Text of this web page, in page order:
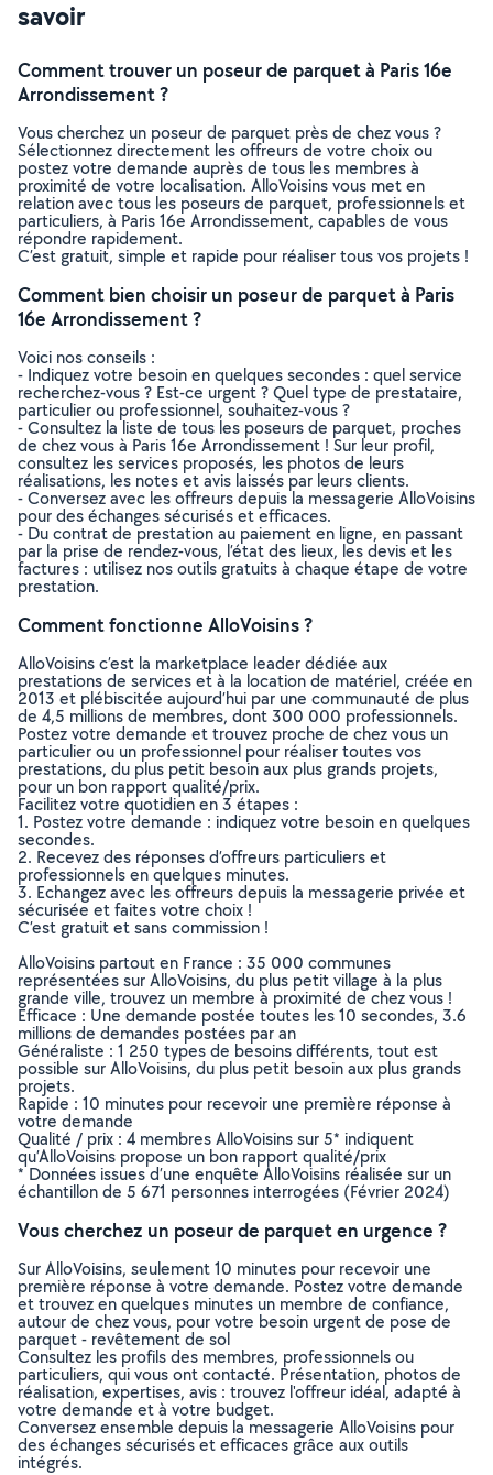
savoir
Comment trouver un poseur de parquet à Paris 16e
Arrondissement ?
Vous cherchez un poseur de parquet près de chez vous ?
Sélectionnez directement les offreurs de votre choix ou
postez votre demande auprès de tous les membres à
proximité de votre localisation. AlloVoisins vous met en
relation avec tous les poseurs de parquet, professionnels et
particuliers, à Paris 16e Arrondissement, capables de vous
répondre rapidement.
C’est gratuit, simple et rapide pour réaliser tous vos projets !
Comment bien choisir un poseur de parquet à Paris
16e Arrondissement ?
Voici nos conseils :
- Indiquez votre besoin en quelques secondes : quel service
recherchez-vous ? Est-ce urgent ? Quel type de prestataire,
particulier ou professionnel, souhaitez-vous ?
- Consultez la liste de tous les poseurs de parquet, proches
de chez vous à Paris 16e Arrondissement ! Sur leur profil,
consultez les services proposés, les photos de leurs
réalisations, les notes et avis laissés par leurs clients.
- Conversez avec les offreurs depuis la messagerie AlloVoisins
pour des échanges sécurisés et efficaces.
- Du contrat de prestation au paiement en ligne, en passant
par la prise de rendez-vous, l’état des lieux, les devis et les
factures : utilisez nos outils gratuits à chaque étape de votre
prestation.
Comment fonctionne AlloVoisins ?
AlloVoisins c’est la marketplace leader dédiée aux
prestations de services et à la location de matériel, créée en
2013 et plébiscitée aujourd’hui par une communauté de plus
de 4,5 millions de membres, dont 300 000 professionnels.
Postez votre demande et trouvez proche de chez vous un
particulier ou un professionnel pour réaliser toutes vos
prestations, du plus petit besoin aux plus grands projets,
pour un bon rapport qualité/prix.
Facilitez votre quotidien en 3 étapes :
1. Postez votre demande : indiquez votre besoin en quelques
secondes.
2. Recevez des réponses d’offreurs particuliers et
professionnels en quelques minutes.
3. Echangez avec les offreurs depuis la messagerie privée et
sécurisée et faites votre choix !
C’est gratuit et sans commission !
AlloVoisins partout en France : 35 000 communes
représentées sur AlloVoisins, du plus petit village à la plus
grande ville, trouvez un membre à proximité de chez vous !
Efficace : Une demande postée toutes les 10 secondes, 3.6
millions de demandes postées par an
Généraliste : 1 250 types de besoins différents, tout est
possible sur AlloVoisins, du plus petit besoin aux plus grands
projets.
Rapide : 10 minutes pour recevoir une première réponse à
votre demande
Qualité / prix : 4 membres AlloVoisins sur 5* indiquent
qu’AlloVoisins propose un bon rapport qualité/prix
* Données issues d’une enquête AlloVoisins réalisée sur un
échantillon de 5 671 personnes interrogées (Février 2024)
Vous cherchez un poseur de parquet en urgence ?
Sur AlloVoisins, seulement 10 minutes pour recevoir une
première réponse à votre demande. Postez votre demande
et trouvez en quelques minutes un membre de confiance,
autour de chez vous, pour votre besoin urgent de pose de
parquet - revêtement de sol
Consultez les profils des membres, professionnels ou
particuliers, qui vous ont contacté. Présentation, photos de
réalisation, expertises, avis : trouvez l'offreur idéal, adapté à
votre demande et à votre budget.
Conversez ensemble depuis la messagerie AlloVoisins pour
des échanges sécurisés et efficaces grâce aux outils
intégrés.